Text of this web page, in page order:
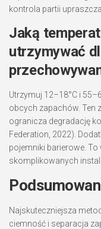
kontrola partii
Jaką
utrzymywać
Utrzymuj 12–18°C i
obcych zapachów. Ten
ogranicza degradację
Federation, 2022).
pojemniki barierowe.
skomplikowanych
Najskuteczniejsza
ciemność i separacja